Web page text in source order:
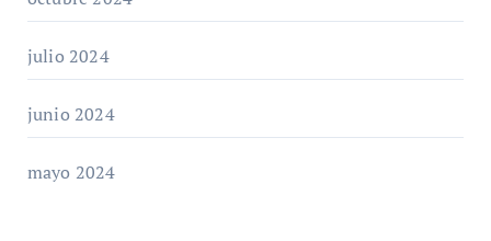
julio 2024
junio 2024
mayo 2024